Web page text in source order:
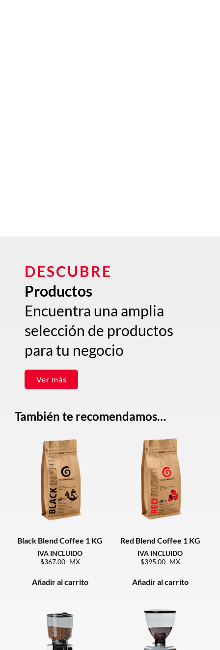
DESCUBRE
Productos
Encuentra una amplia
selección de productos
para tu negocio
Ver más
También te recomendamos…
Black Blend Coffee 1 KG
367.00
Añadir al carrito
Red Blend Coffee 1 KG
395.00
Añadir al carrito